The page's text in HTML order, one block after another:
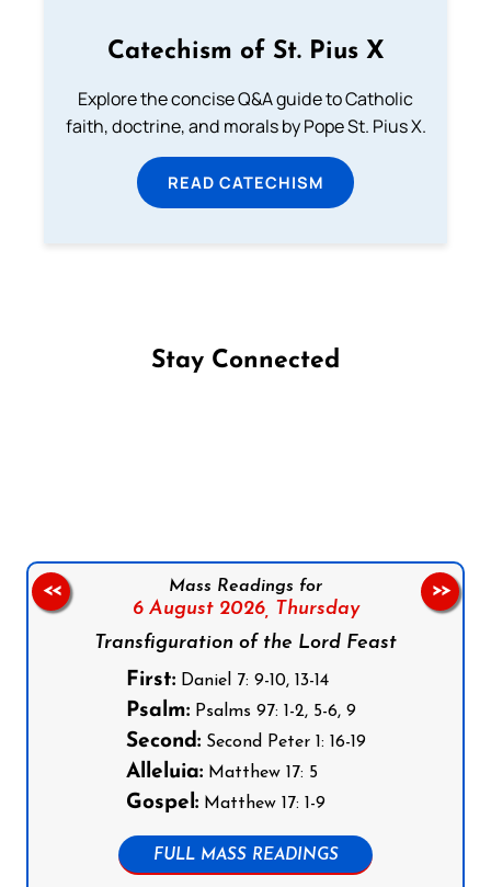
Catechism of St. Pius X
Explore the concise Q&A guide to Catholic
faith, doctrine, and morals by Pope St. Pius X.
READ CATECHISM
Stay Connected
Mass Readings for
6 August 2026, Thursday
Transfiguration of the Lord Feast
First:Daniel 7: 9-10, 13-14
Psalm:Psalms 97: 1-2, 5-6, 9
Second:Second Peter 1: 16-19
Alleluia:Matthew 17: 5
Gospel:Matthew 17: 1-9
FULL MASS READINGS
<< >>